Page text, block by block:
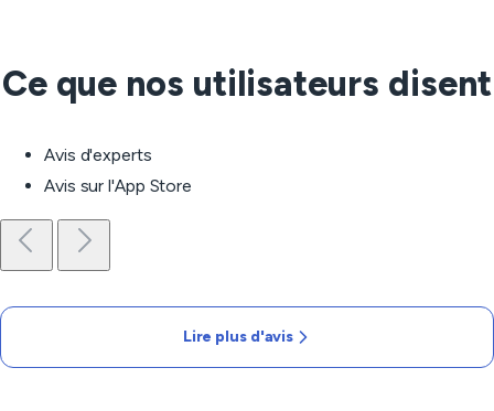
Ce que nos utilisateurs disent
Avis d'experts
Avis sur l'App Store
Lire plus d'avis